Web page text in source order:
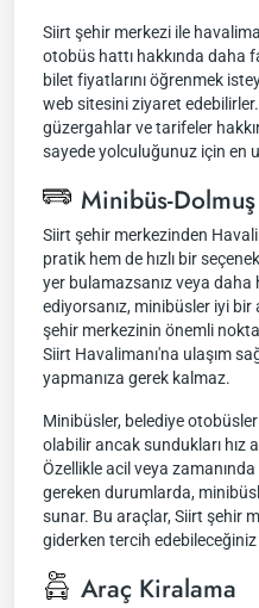
Siirt şehir merkezi ile
otobüs hattı hakkında daha
bilet fiyatlarını öğrenmek
web sitesini ziyaret
güzergahlar ve tarifeler
sayede yolculuğunuz için en
Minibüs-Dolmuş
Siirt şehir merkezinden
pratik hem de hızlı bir
yer bulamazsanız veya daha
ediyorsanız, minibüsler iyi
şehir merkezinin önemli
Siirt Havalimanı'na ulaşım
yapmanıza gerek kalmaz.
Minibüsler, belediye
olabilir ancak sundukları hız
Özellikle acil veya
gereken durumlarda,
sunar. Bu araçlar, Siirt şehir
giderken tercih edebileceğiniz
Araç Kiralama